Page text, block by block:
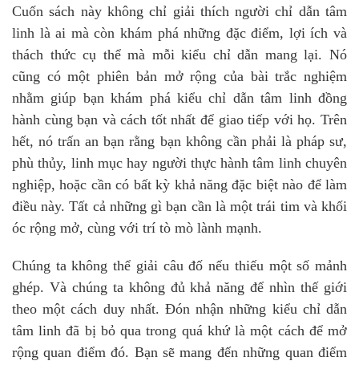
Cuốn sách này không chỉ giải thích người chỉ dẫn tâm
linh là ai mà còn khám phá những đặc điểm, lợi ích và
thách thức cụ thể mà mỗi kiểu chỉ dẫn mang lại. Nó
cũng có một phiên bản mở rộng của bài trắc nghiệm
nhằm giúp bạn khám phá kiểu chỉ dẫn tâm linh đồng
hành cùng bạn và cách tốt nhất để giao tiếp với họ. Trên
hết, nó trấn an bạn rằng bạn không cần phải là pháp sư,
phù thủy, linh mục hay người thực hành tâm linh chuyên
nghiệp, hoặc cần có bất kỳ khả năng đặc biệt nào để làm
điều này. Tất cả những gì bạn cần là một trái tim và khối
óc rộng mở, cùng với trí tò mò lành mạnh.
Chúng ta không thể giải câu đố nếu thiếu một số mảnh
ghép. Và chúng ta không đủ khả năng để nhìn thế giới
theo một cách duy nhất. Đón nhận những kiểu chỉ dẫn
tâm linh đã bị bỏ qua trong quá khứ là một cách để mở
rộng quan điểm đó. Bạn sẽ mang đến những quan điểm